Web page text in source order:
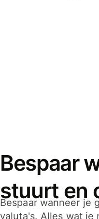
Bespaar
stuurt en
Bespaar wanneer je
valuta's. Alles wat je